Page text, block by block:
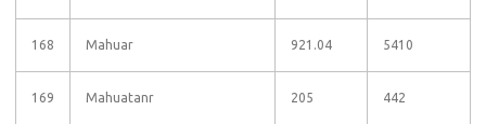
168 Mahuar 921.04 5410
169 Mahuatanr 205 442